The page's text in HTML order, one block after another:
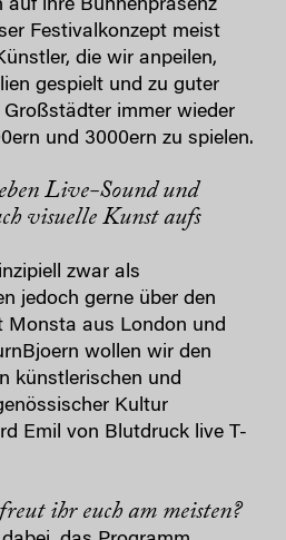
auf ihre Bühnenpräsenz
Festivalkonzept meist
die wir anpeilen,
gespielt und zu guter
immer wieder
und 3000ern zu spielen.
Live-Sound und
visuelle Kunst aufs
zwar als
jedoch gerne über den
Monsta aus London und
wollen wir den
künstlerischen und
Kultur
Emil von Blutdruck live T-
ihr euch am meisten?